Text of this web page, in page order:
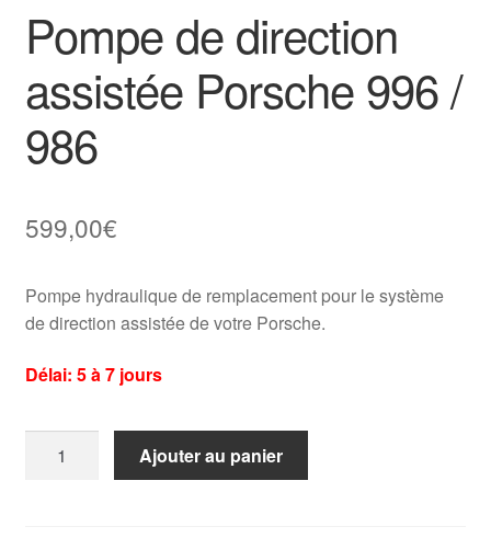
Pompe de direction
assistée Porsche 996 /
986
599,00€
Pompe hydraulique de remplacement pour le système
de direction assistée de votre Porsche.
Délai: 5 à 7 jours
Ajouter au panier